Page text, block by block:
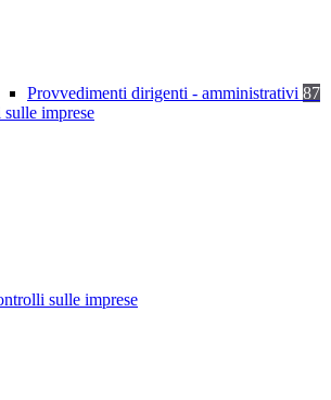
Provvedimenti dirigenti - amministrativi 87
imprese
sulle imprese